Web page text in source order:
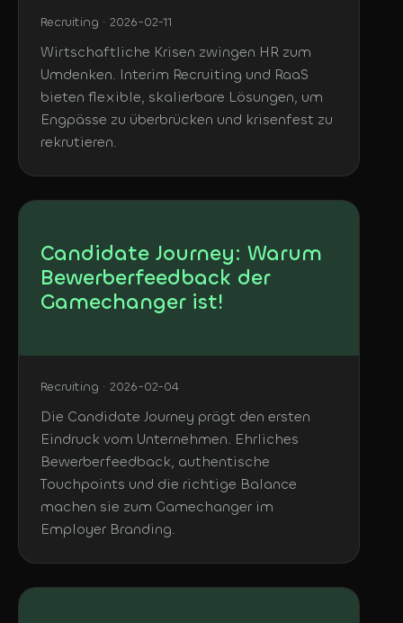
Recruiting · 2026-02-11
Wirtschaftliche Krisen zwingen HR zum
Umdenken. Interim Recruiting und RaaS
bieten flexible, skalierbare Lösungen, um
Engpässe zu überbrücken und krisenfest zu
rekrutieren.
Candidate Journey: Warum
Bewerberfeedback der
Gamechanger ist!
Recruiting · 2026-02-04
Die Candidate Journey prägt den ersten
Eindruck vom Unternehmen. Ehrliches
Bewerberfeedback, authentische
Touchpoints und die richtige Balance
machen sie zum Gamechanger im
Employer Branding.